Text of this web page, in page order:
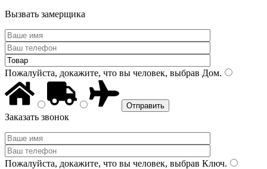
Вызвать замерщика
Пожалуйста, докажите, что вы человек, выбрав Дом.
Заказать звонок
Пожалуйста, докажите, что вы человек, выбрав Ключ.